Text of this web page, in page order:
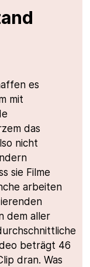
es
mit
das
nicht
sie Filme
arbeiten
dem aller
beträgt 46
dran. Was